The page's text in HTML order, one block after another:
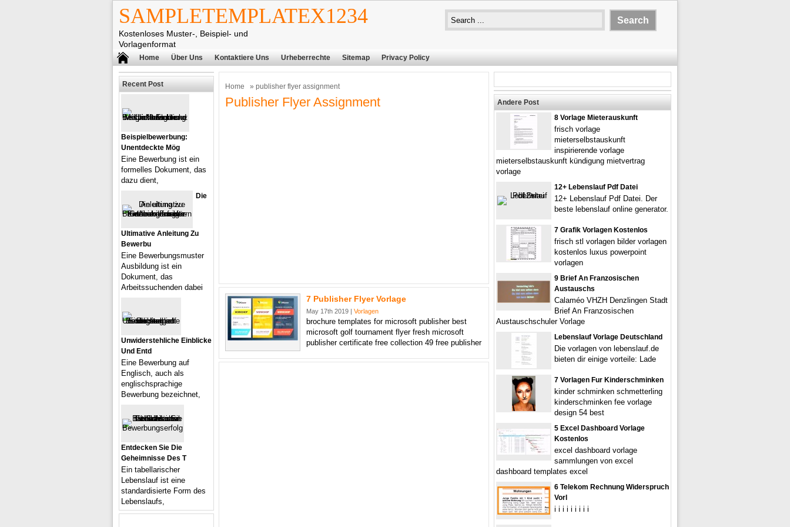
SAMPLETEMPLATEX1234
Kostenloses Muster-, Beispiel- und
Vorlagenformat
Home Über Uns Kontaktiere Uns Urheberrechte Sitemap Privacy Policy
Home » publisher flyer assignment
Publisher Flyer Assignment
7 Publisher Flyer Vorlage
May 17th 2019 | Vorlagen
brochure templates for microsoft publisher best
microsoft golf tournament flyer fresh microsoft
publisher certificate free collection 49 free publisher
Recent Post
Beispielbewerbung:
Unentdeckte Mög
Eine Bewerbung ist ein
formelles Dokument, das
dazu dient,
Die
Ultimative Anleitung Zu
Bewerbu
Eine Bewerbungsmuster
Ausbildung ist ein
Dokument, das
Arbeitssuchenden dabei
Unwiderstehliche Einblicke
Und Entd
Eine Bewerbung auf
Englisch, auch als
englischsprachige
Bewerbung bezeichnet,
Entdecken Sie Die
Geheimnisse Des T
Ein tabellarischer
Lebenslauf ist eine
standardisierte Form des
Lebenslaufs,
Andere Post
8 Vorlage Mieterauskunft
frisch vorlage
mieterselbstauskunft
inspirierende vorlage
mieterselbstauskunft kündigung mietvertrag
vorlage
12+ Lebenslauf Pdf Datei
12+ Lebenslauf Pdf Datei. Der
beste lebenslauf online generator.
7 Grafik Vorlagen Kostenlos
frisch stl vorlagen bilder vorlagen
kostenlos luxus powerpoint
vorlagen
9 Brief An Franzosischen
Austauschs
Calaméo VHZH Denzlingen Stadt
Brief An Franzosischen
Austauschschuler Vorlage
Lebenslauf Vorlage Deutschland
Die vorlagen von lebenslauf.de
bieten dir einige vorteile: Lade
7 Vorlagen Fur Kinderschminken
kinder schminken schmetterling
kinderschminken fee vorlage
design 54 best
5 Excel Dashboard Vorlage
Kostenlos
excel dashboard vorlage
sammlungen von excel
dashboard templates excel
6 Telekom Rechnung Widerspruch
Vorl
i i i i i i i i i